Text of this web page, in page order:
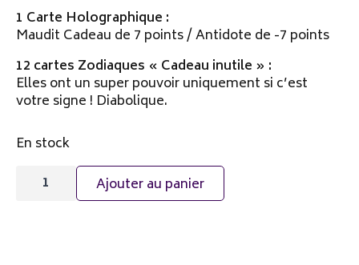
1 Carte Holographique :
Maudit Cadeau de 7 points / Antidote de -7 points
12 cartes Zodiaques « Cadeau inutile » :
Elles ont un super pouvoir uniquement si c’est
votre signe ! Diabolique.
En stock
Ajouter au panier
Alternative: